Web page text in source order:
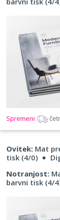
Spremeni
Ovitek: Mat
tisk (4/0)
Notranjost:
barvni tisk (4/